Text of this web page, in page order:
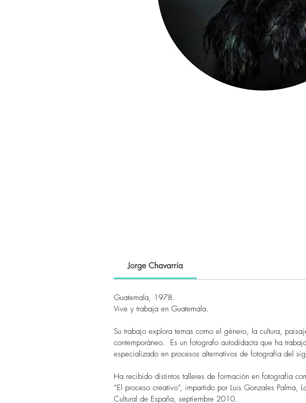
Jorge Chavarría
Guatemala, 1978.
Vive y trabaja en Guatemala.
Su trabajo explora temas como el género, la cultura,
contemporáneo. Es un fotografo autodidacta que ha
especializado en procesos alternativos de fotografía del
Ha recibido distintos talleres de formación en fotografía
“El proceso creativo”, impartido por Luis Gonzales
Cultural de España, septiembre 2010.